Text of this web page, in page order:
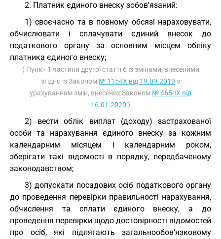
2. Платник єдиного внеску зобов'язаний:
1) своєчасно та в повному обсязі нараховувати,
обчислювати і сплачувати єдиний внесок до
податкового органу за основним місцем обліку
платника єдиного внеску;
( Пункт 1 частини другої статті 6 із змінами, внесеними
згідно із Законом № 115-IX від 19.09.2019 з
урахуванням змін, внесених Законом № 465-IX від
16.01.2020 )
2) вести облік виплат (доходу) застрахованої
особи та нарахування єдиного внеску за кожним
календарним місяцем і календарним роком,
зберігати такі відомості в порядку, передбаченому
законодавством;
3) допускати посадових осіб податкового органу
до проведення перевірки правильності нарахування,
обчислення та сплати єдиного внеску, а до
проведення перевірки щодо достовірності відомостей
про осіб, які підлягають загальнообов'язковому